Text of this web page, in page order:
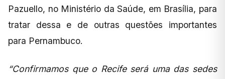
Pazuello, no Ministério da Saúde, em Brasília, para
tratar dessa e de outras questões importantes
para Pernambuco.
“Confirmamos que o Recife será uma das sedes